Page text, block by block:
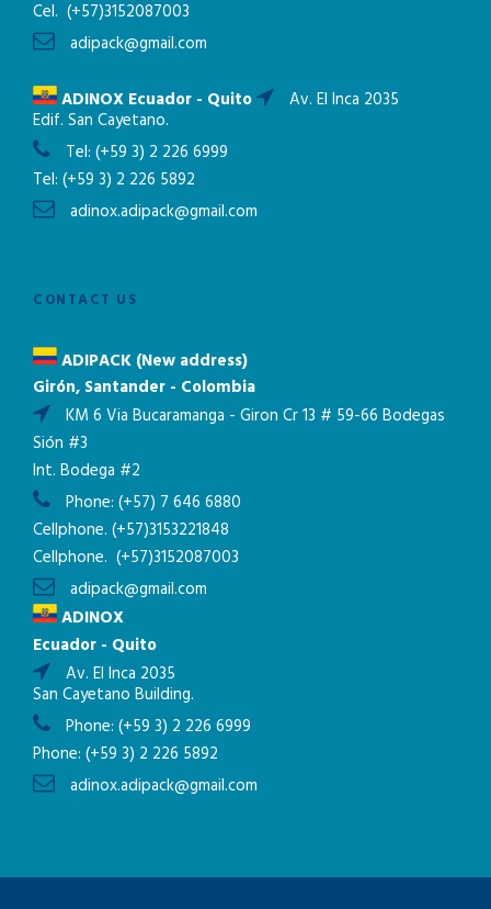
Cel. (+57)3152087003
adipack@gmail.com
ADINOX Ecuador - Quito Av. El Inca 2035
Edif. San Cayetano.
Tel: (+59 3) 2 226 6999
Tel: (+59 3) 2 226 5892
adinox.adipack@gmail.com
CONTACT US
ADIPACK (New address)
Girón, Santander - Colombia
KM 6 Via Bucaramanga - Giron Cr 13 # 59-66 Bodegas
Sión #3
Int. Bodega #2
Phone: (+57) 7 646 6880
Cellphone. (+57)3153221848
Cellphone. (+57)3152087003
adipack@gmail.com
ADINOX
Ecuador - Quito
Av. El Inca 2035
San Cayetano Building.
Phone: (+59 3) 2 226 6999
Phone: (+59 3) 2 226 5892
adinox.adipack@gmail.com